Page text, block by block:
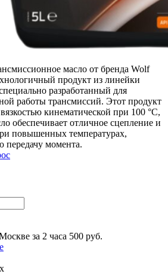
масло от бренда Wolf
продукт из линейки
разработанный для
работы трансмиссий. Этот продукт
кинематической при 100 °C,
обеспечивает отличное сцепление и
повышенных температурах,
передачу момента.
за 2 часа 500 руб.